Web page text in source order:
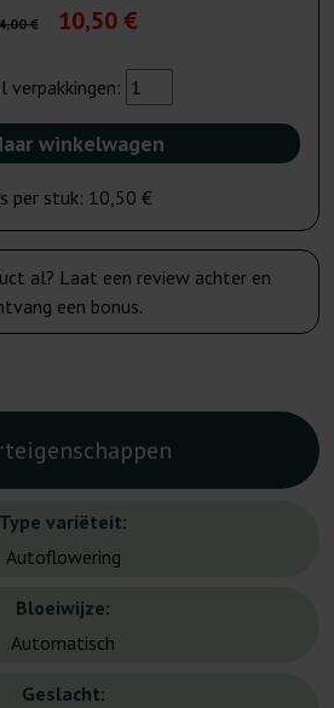
€ 10,50 €
verpakkingen:
winkelwagen
per stuk: 10,50 €
al? Laat een review achter en
een bonus.
Type variëteit:
Autoflowering
Bloeiwijze:
Automatisch
Geslacht: